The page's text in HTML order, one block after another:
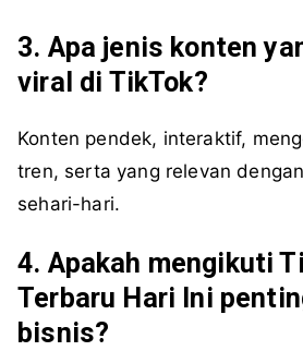
3. Apa jenis konten
viral di TikTok?
Konten pendek, interaktif,
tren, serta yang relevan
sehari-hari.
4. Apakah mengikuti
Terbaru Hari Ini
bisnis?